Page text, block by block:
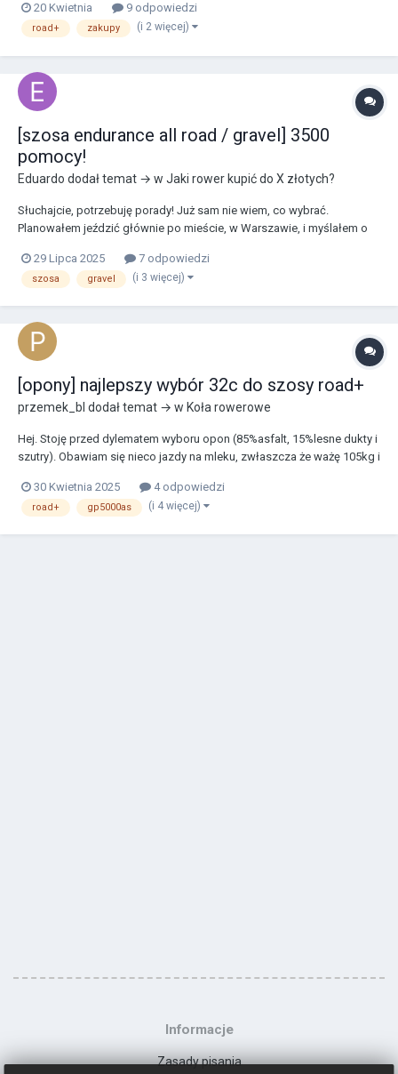
zabłądzić na leśne ścieżki. Rozglądam się więc za szosą typu
endurance. Trafiłem na markę Argon 18. Polski...
20 Kwietnia 9 odpowiedzi
road+ zakupy (i 2 więcej)
[szosa endurance all road / gravel] 3500
pomocy!
Eduardo dodał temat → w Jaki rower kupić do X złotych?
Słuchajcie, potrzebuję porady! Już sam nie wiem, co wybrać.
Planowałem jeździć głównie po mieście, w Warszawie, i myślałem o
modena-disc-tiagra-black-2024/ na tarczach z oponami 28 mm (z tego
co wyczytałem, wejdą tam też 32 m...
29 Lipca 2025 7 odpowiedzi
szosa gravel (i 3 więcej)
[opony] najlepszy wybór 32c do szosy road+
przemek_bl dodał temat → w Koła rowerowe
Hej. Stoję przed dylematem wyboru opon (85%asfalt, 15%lesne dukty i
szutry). Obawiam się nieco jazdy na mleku, zwłaszcza że ważę 105kg i
tylna oponę. W Tt jezdzilbym na TPU. Teraz mam conti grand sport 28c,
w sumie są spoko...
30 Kwietnia 2025 4 odpowiedzi
road+ gp5000as (i 4 więcej)
Informacje
Zasady pisania